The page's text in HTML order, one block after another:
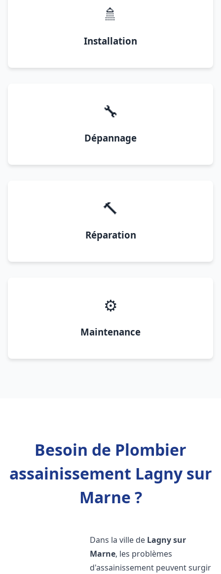
🚿
Installation
🔧
Dépannage
🔨
Réparation
⚙️
Maintenance
Besoin de Plombier
assainissement Lagny sur
Marne ?
Dans la ville de Lagny sur
Marne, les problèmes
d'assainissement peuvent surgir